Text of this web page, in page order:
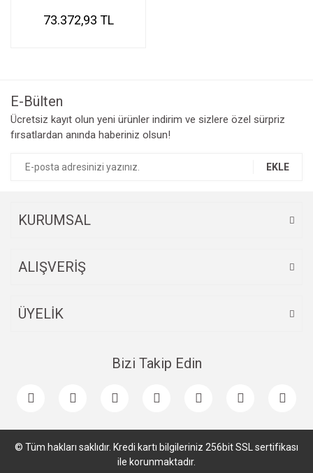
73.372,93 TL
E-Bülten
Ücretsiz kayıt olun yeni ürünler indirim ve sizlere özel sürpriz
fırsatlardan anında haberiniz olsun!
EKLE
KURUMSAL
ALIŞVERİŞ
ÜYELİK
Bizi Takip Edin
© Tüm hakları saklıdır. Kredi kartı bilgileriniz 256bit SSL sertifikası
ile korunmaktadır.